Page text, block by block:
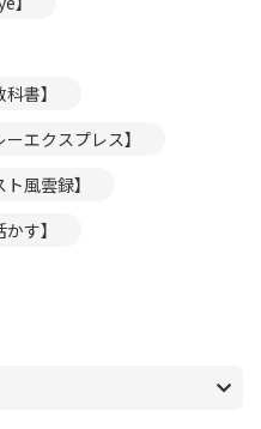
書】
エクスプレス】
風雲録】
す】